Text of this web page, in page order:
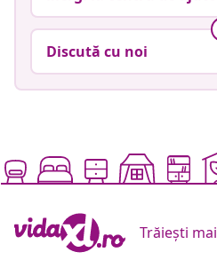
Discută cu noi
Trăiești